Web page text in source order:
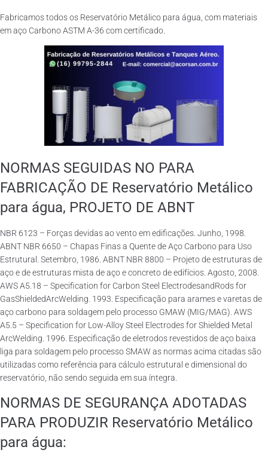
Fabricamos todos os Reservatório Metálico para água, com materiais
em aço Carbono ASTM A-36 com certificado.
NORMAS SEGUIDAS NO PARA
FABRICAÇÃO DE Reservatório Metálico
para água, PROJETO DE ABNT
NBR 6123 – Forças devidas ao vento em edificações. Junho, 1998.
ABNT NBR 6650 – Chapas Finas a Quente de Aço Carbono para Uso
Estrutural. Setembro, 1986. ABNT NBR 8800 – Projeto de estruturas de
aço e de estruturas mista de aço e concreto de edifícios. Agosto, 2008.
AWS A5.18 – Specification for Carbon Steel ElectrodesandRods for
GasShieldedArcWelding. 1993. Especificação para arames e varetas de
aço carbono para soldagem pelo processo GMAW (MIG/MAG). AWS
A5.5 – Specification for Low-Alloy Steel Electrodes for Shielded Metal
ArcWelding. 1996. Especificação de eletrodos revestidos de aço baixa
liga para soldagem pelo processo SMAW as normas acima citadas são
utilizadas como referência para cálculo estrutural e dimensional do
reservatório, não sendo seguida em sua íntegra.
NORMAS DE SEGURANÇA ADOTADAS
PARA PRODUZIR Reservatório Metálico
para água: